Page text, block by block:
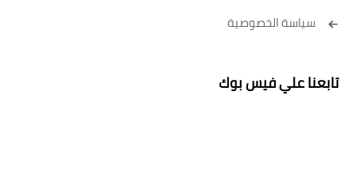
سياسة الخصوصية
تابعنا علي فيس بوك